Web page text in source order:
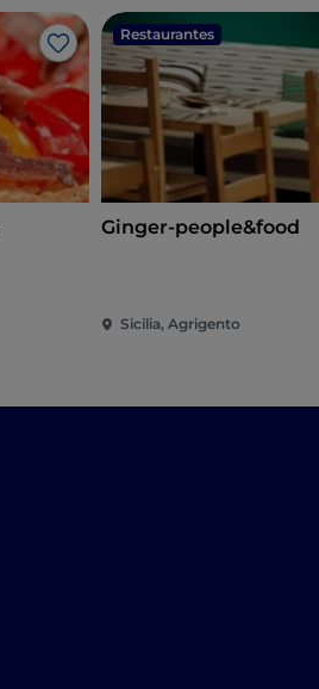
Gosto
Restaurantes
Ginger-people&food
Sicilia, Agrigento